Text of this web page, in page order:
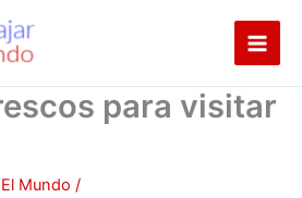
para visitar
Mundo /